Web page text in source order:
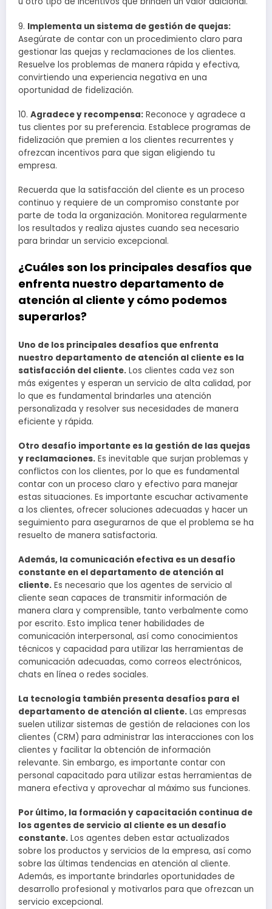
9. Implementa un sistema de gestión de quejas:
Asegúrate de contar con un procedimiento claro para
gestionar las quejas y reclamaciones de los clientes.
Resuelve los problemas de manera rápida y efectiva,
convirtiendo una experiencia negativa en una
oportunidad de fidelización.
10. Agradece y recompensa: Reconoce y agradece a
tus clientes por su preferencia. Establece programas de
fidelización que premien a los clientes recurrentes y
ofrezcan incentivos para que sigan eligiendo tu
empresa.
Recuerda que la satisfacción del cliente es un proceso
continuo y requiere de un compromiso constante por
parte de toda la organización. Monitorea regularmente
los resultados y realiza ajustes cuando sea necesario
para brindar un servicio excepcional.
¿Cuáles son los principales desafíos que
enfrenta nuestro departamento de
atención al cliente y cómo podemos
superarlos?
Uno de los principales desafíos que enfrenta
nuestro departamento de atención al cliente es la
satisfacción del cliente. Los clientes cada vez son
más exigentes y esperan un servicio de alta calidad, por
lo que es fundamental brindarles una atención
personalizada y resolver sus necesidades de manera
eficiente y rápida.
Otro desafío importante es la gestión de las quejas
y reclamaciones. Es inevitable que surjan problemas y
conflictos con los clientes, por lo que es fundamental
contar con un proceso claro y efectivo para manejar
estas situaciones. Es importante escuchar activamente
a los clientes, ofrecer soluciones adecuadas y hacer un
seguimiento para asegurarnos de que el problema se ha
resuelto de manera satisfactoria.
Además, la comunicación efectiva es un desafío
constante en el departamento de atención al
cliente. Es necesario que los agentes de servicio al
cliente sean capaces de transmitir información de
manera clara y comprensible, tanto verbalmente como
por escrito. Esto implica tener habilidades de
comunicación interpersonal, así como conocimientos
técnicos y capacidad para utilizar las herramientas de
comunicación adecuadas, como correos electrónicos,
chats en línea o redes sociales.
La tecnología también presenta desafíos para el
departamento de atención al cliente. Las empresas
suelen utilizar sistemas de gestión de relaciones con los
clientes (CRM) para administrar las interacciones con los
clientes y facilitar la obtención de información
relevante. Sin embargo, es importante contar con
personal capacitado para utilizar estas herramientas de
manera efectiva y aprovechar al máximo sus funciones.
Por último, la formación y capacitación continua de
los agentes de servicio al cliente es un desafío
constante. Los agentes deben estar actualizados
sobre los productos y servicios de la empresa, así como
sobre las últimas tendencias en atención al cliente.
Además, es importante brindarles oportunidades de
desarrollo profesional y motivarlos para que ofrezcan un
servicio excepcional.